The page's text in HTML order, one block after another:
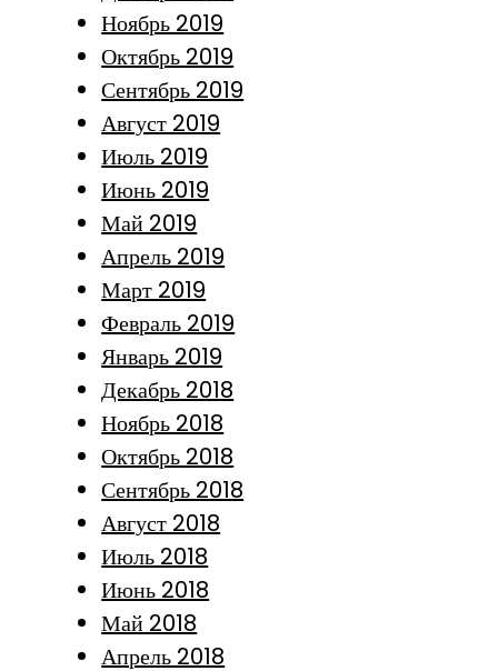
Ноябрь 2019
Октябрь 2019
Сентябрь 2019
Август 2019
Июль 2019
Июнь 2019
Май 2019
Апрель 2019
Март 2019
Февраль 2019
Январь 2019
Декабрь 2018
Ноябрь 2018
Октябрь 2018
Сентябрь 2018
Август 2018
Июль 2018
Июнь 2018
Май 2018
Апрель 2018